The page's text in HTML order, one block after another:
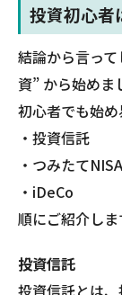
投資初心者
結論から言っ
資” から始めま
初心者でも始め
・投資信託
・つみたてNISA
・iDeCo
順にご紹介しま
投資信託
投資信託とは